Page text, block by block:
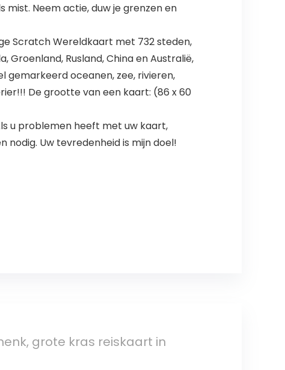
Neem actie, duw je grenzen en
Scratch Wereldkaart met 732 steden,
Groenland, Rusland, China en Australië,
gemarkeerd oceanen, zee, rivieren,
De grootte van een kaart: (86 x 60
u problemen heeft met uw kaart,
Uw tevredenheid is mijn doel!
grote kras reiskaart in